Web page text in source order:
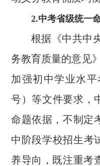
2.中考省级统一
根据《中共中
务教育质量的意见
加强初中学业水
号）等文件要求，
命题依据，不制定
中阶段学校招生考
养导向，既注重考